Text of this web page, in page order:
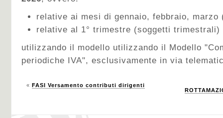
relative ai mesi di gennaio, febbraio,
relative al 1° trimestre (soggetti trimestrali)
utilizzando il modello utilizzando il Modello
periodiche IVA", esclusivamente in via
« FASI Versamento contributi dirigenti